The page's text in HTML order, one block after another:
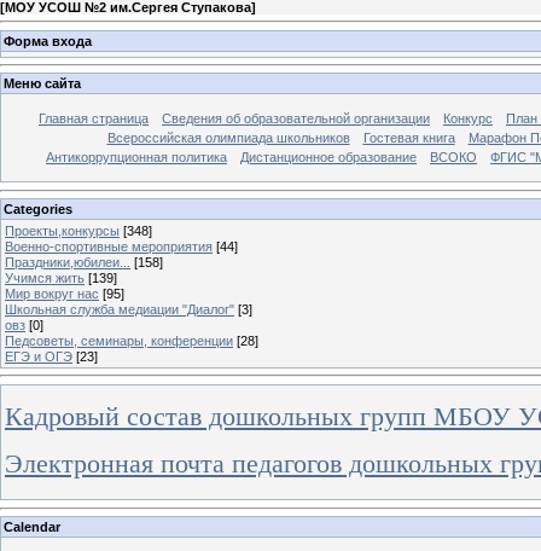
[МОУ УСОШ №2 им.Сергея Ступакова]
Форма входа
Меню сайта
Главная страница Сведения об образовательной организации Конкурс
Всероссийская олимпиада школьников
Гостевая книга
Марафон
Антикоррупционная политика
Дистанционное образование ВСОКО ФГИС
Categories
Проекты,конкурсы [348]
Военно-спортивные мероприятия [44]
Праздники,юбилеи...
[158]
Учимся жить [139]
Мир вокруг нас [95]
Школьная служба медиации "Диалог" [3]
овз [0]
Педсоветы, семинары, конференции [28]
ЕГЭ и ОГЭ [23]
Кадровый состав дошкольных групп МБОУ
Электронная почта педагогов дошкольных
Calendar